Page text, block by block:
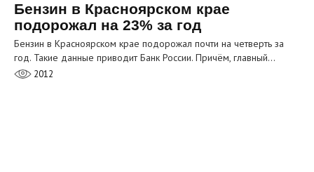
Бензин в Красноярском крае
подорожал на 23% за год
Бензин в Красноярском крае подорожал почти на четверть за
год. Такие данные приводит Банк России. Причём, главный…
2012